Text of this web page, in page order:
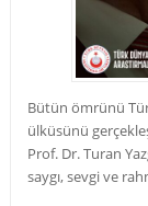
Bütün ömrünü
ülküsünü
Prof. Dr. Turan
saygı, sevgi ve